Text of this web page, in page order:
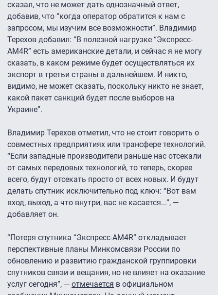
сказал, что не может дать однозначный ответ,
добавив, что “когда оператор обратится к нам с
запросом, мы изучим все возможности”. Владимир
Терехов добавил: “В полезной нагрузке “Экспресс-
АМ4R” есть американские детали, и сейчас я не могу
сказать, в каком режиме будет осуществляться их
экспорт в третьи страны в дальнейшем. И никто,
видимо, не может сказать, поскольку никто не знает,
какой пакет санкций будет после выборов на
Украине”.
Владимир Терехов отметил, что не стоит говорить о
совместных предприятиях или трансфере технологий.
“Если западные производители раньше нас отсекали
от самых передовых технологий, то теперь, скорее
всего, будут отсекать просто от всех новых. И будут
делать спутник исключительно под ключ: “Вот вам
вход, выход, а что внутри, вас не касается...”, —
добавляет он.
“Потеря спутника “Экспресс-АМ4R” откладывает
перспективные планы Минкомсвязи России по
обновлению и развитию гражданской группировки
спутников связи и вещания, но не влияет на оказание
услуг сегодня”, — отмечается в официальном